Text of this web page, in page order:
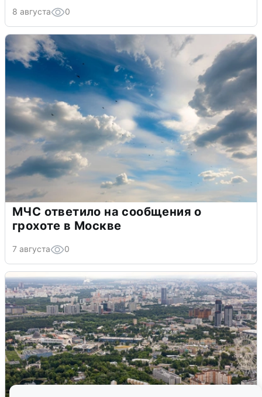
8 августа 0
МЧС ответило на сообщения о
грохоте в Москве
7 августа 0